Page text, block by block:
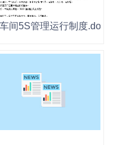
间5S管理运行制度.doc